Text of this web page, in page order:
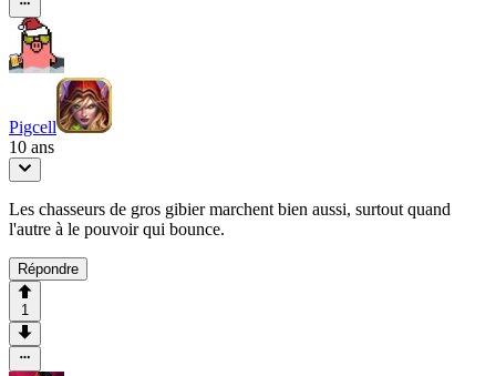
Pigcell
10 ans
Les chasseurs de gros gibier marchent bien aussi, surtout quand
l'autre à le pouvoir qui bounce.
Répondre
1